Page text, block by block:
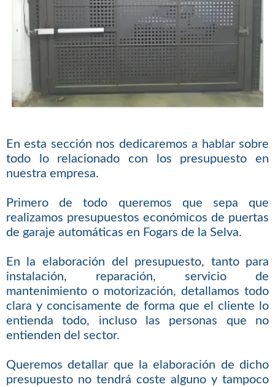
En esta sección nos dedicaremos a hablar sobre
todo lo relacionado con los presupuesto en
nuestra empresa.
Primero de todo queremos que sepa que
realizamos presupuestos económicos de puertas
de garaje automáticas en Fogars de la Selva.
En la elaboración del presupuesto, tanto para
instalación, reparación, servicio de
mantenimiento o motorización, detallamos todo
clara y concisamente de forma que el cliente lo
entienda todo, incluso las personas que no
entienden del sector.
Queremos detallar que la elaboración de dicho
presupuesto no tendrá coste alguno y tampoco